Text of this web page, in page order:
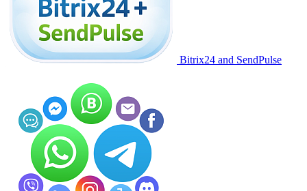
Bitrix24 and SendPulse